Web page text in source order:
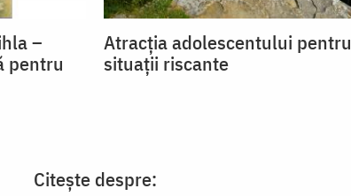
–
pentru
Atracția adolescentului pentru
situații riscante
Citește despre: